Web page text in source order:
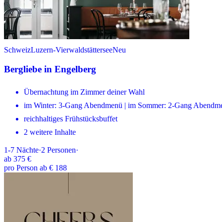
SchweizLuzern-VierwaldstätterseeNeu
Bergliebe in Engelberg
Übernachtung im Zimmer deiner Wahl
im Winter: 3-Gang Abendmenü | im Sommer: 2-Gang
reichhaltiges Frühstücksbuffet
2 weitere Inhalte
1-7 Nächte·2 Personen·
ab 375 €
pro Person ab € 188